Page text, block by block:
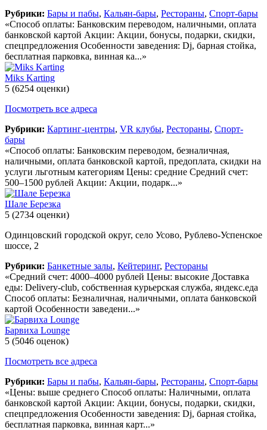
Рубрики: Бары и пабы, Кальян-бары, Рестораны, Спорт-бары
«Способ оплаты: Банковским переводом, наличными, оплата
банковской картой Акции: Акции, бонусы, подарки, скидки,
спецпредложения Особенности заведения: Dj, барная стойка,
бесплатная парковка, винная ка...»
Miks Karting
5 (6254 оценки)
Посмотреть все адреса
Рубрики: Картинг-центры, VR клубы, Рестораны, Спорт-
бары
«Способ оплаты: Банковским переводом, безналичная,
наличными, оплата банковской картой, предоплата, скидки на
услуги льготным категориям Цены: средние Средний счет:
500–1500 рублей Акции: Акции, подарк...»
Шале Березка
5 (2734 оценки)
Одинцовский городской округ, село Усово, Рублево-Успенское
шоссе, 2
Рубрики: Банкетные залы, Кейтеринг, Рестораны
«Средний счет: 4000–4000 рублей Цены: высокие Доставка
еды: Delivery-club, собственная курьерская служба, яндекс.еда
Способ оплаты: Безналичная, наличными, оплата банковской
картой Особенности заведени...»
Барвиха Lounge
5 (5046 оценок)
Посмотреть все адреса
Рубрики: Бары и пабы, Кальян-бары, Рестораны, Спорт-бары
«Цены: выше среднего Способ оплаты: Наличными, оплата
банковской картой Акции: Акции, бонусы, подарки, скидки,
спецпредложения Особенности заведения: Dj, барная стойка,
бесплатная парковка, винная карт...»